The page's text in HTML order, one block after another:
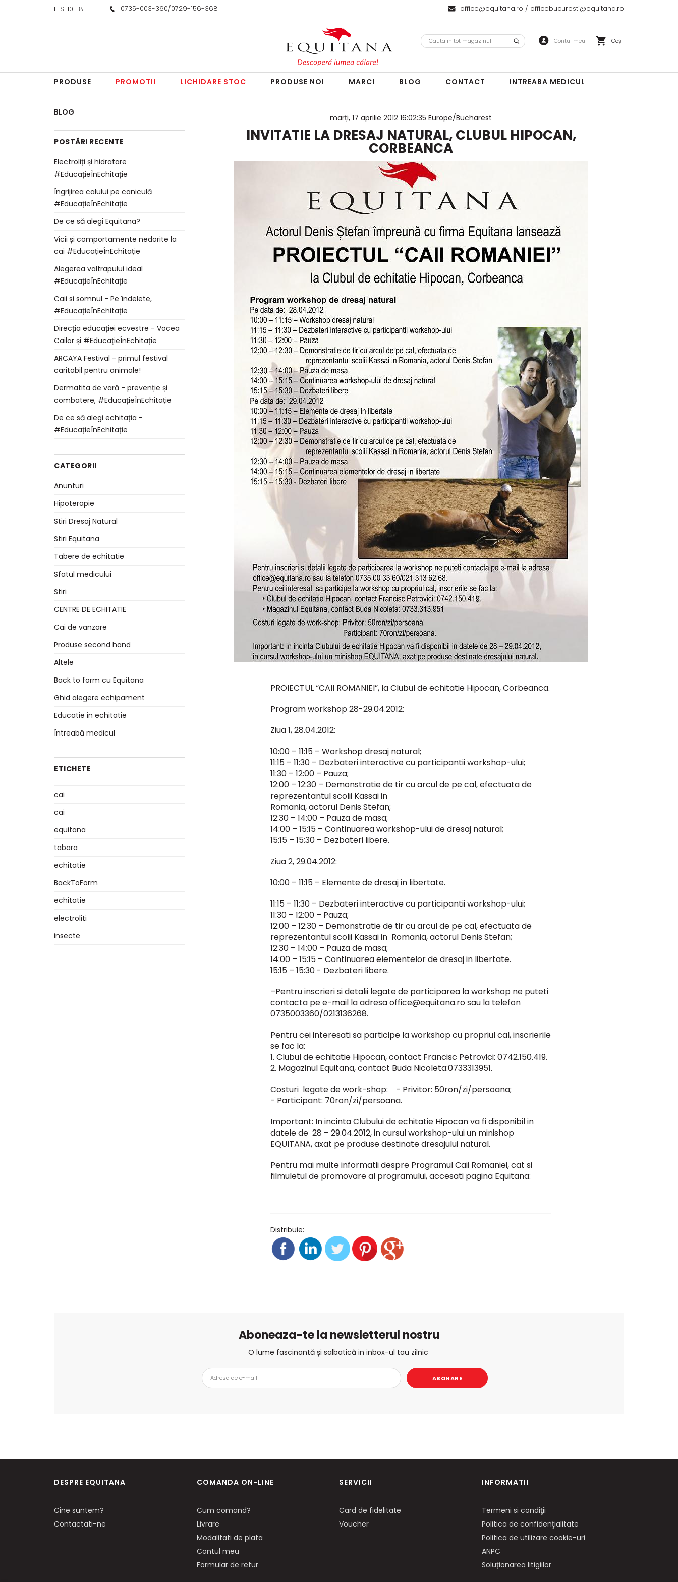
L-S: 10-18 0735-003-360/0729-156-368 office@equitana.ro / officebucuresti@equitana.ro
Coș
PRODUSE PROMOTII LICHIDARE STOC PRODUSE NOI MARCI BLOG CONTACT INTREABA MEDICUL
BLOG
POSTĂRI RECENTE
Electroliți și hidratare
#EducațieÎnEchitație
Îngrijirea calului pe caniculă
#EducațieÎnEchitație
De ce să alegi Equitana?
Vicii și comportamente nedorite la
cai #EducațieÎnEchitație
Alegerea valtrapului ideal
#EducațieÎnEchitație
Caii si somnul - Pe îndelete,
#EducațieÎnEchitație
Direcția educației ecvestre - Vocea
Cailor și #EducațieÎnEchitație
ARCAYA Festival - primul festival
caritabil pentru animale!
Dermatita de vară - prevenție și
combatere, #EducațieÎnEchitație
De ce să alegi echitația -
#EducațieÎnEchitație
CATEGORII
Anunturi
Hipoterapie
Stiri Dresaj Natural
Stiri Equitana
Tabere de echitatie
Sfatul medicului
Stiri
CENTRE DE ECHITATIE
Cai de vanzare
Produse second hand
Altele
Back to form cu Equitana
Ghid alegere echipament
Educatie in echitatie
Întreabă medicul
ETICHETE
cai
cai
equitana
tabara
echitatie
BackToForm
echitatie
electroliti
insecte
INVITATIE LA DRESAJ NATURAL, CLUBUL HIPOCAN,
CORBEANCA
marți, 17 aprilie 2012 16:02:35 Europe/Bucharest
PROIECTUL “CAII ROMANIEI”, la Clubul de echitatie Hipocan, Corbeanca.
Program workshop 28-29.04.2012:
Ziua 1, 28.04.2012:
10:00 – 11:15 – Workshop dresaj natural;
11:15 – 11:30 – Dezbateri interactive cu participantii workshop-ului;
11:30 – 12:00 – Pauza;
12:00 – 12:30 – Demonstratie de tir cu arcul de pe cal, efectuata de
reprezentantul scolii Kassai in
Romania, actorul Denis Stefan;
12:30 – 14:00 – Pauza de masa;
14:00 – 15:15 – Continuarea workshop-ului de dresaj natural;
15:15 – 15:30 – Dezbateri libere.
Ziua 2, 29.04.2012:
10:00 – 11:15 – Elemente de dresaj in libertate.
11:15 – 11:30 – Dezbateri interactive cu participantii workshop-ului;
11:30 – 12:00 – Pauza;
12:00 – 12:30 – Demonstratie de tir cu arcul de pe cal, efectuata de
reprezentantul scolii Kassai in Romania, actorul Denis Stefan;
12:30 – 14:00 – Pauza de masa;
14:00 – 15:15 – Continuarea elementelor de dresaj in libertate.
15:15 – 15:30 - Dezbateri libere.
–Pentru inscrieri si detalii legate de participarea la workshop ne puteti
contacta pe e-mail la adresaoffice@equitana.rosau la telefon
0735003360/0213136268.
Pentru cei interesati sa participe la workshop cu propriul cal, inscrierile
se fac la:
1. Clubul de echitatie Hipocan, contact Francisc Petrovici: 0742.150.419.
2. Magazinul Equitana, contact Buda Nicoleta:0733313951.
Costuri legate de work-shop: - Privitor: 50ron/zi/persoana;
- Participant: 70ron/zi/persoana.
Important: In incinta Clubului de echitatie Hipocan va fi disponibil in
datele de 28 – 29.04.2012, in cursul workshop-ului un minishop
EQUITANA, axat pe produse destinate dresajului natural.
Pentru mai multe informatii despre Programul Caii Romaniei, cat si
filmuletul de promovare al programului, accesati pagina Equitana:
Distribuie:
Aboneaza-te la newsletterul nostru
O lume fascinantă și salbatică in inbox-ul tau zilnic
ABONARE
DESPRE EQUITANA
Cine suntem?
Contactati-ne
COMANDA ON-LINE
Cum comand?
Livrare
Modalitati de plata
Contul meu
Formular de retur
SERVICII
Card de fidelitate
Voucher
INFORMATII
Termeni si condiţii
Politica de confidenţialitate
Politica de utilizare cookie-uri
ANPC
Soluționarea litigiilor